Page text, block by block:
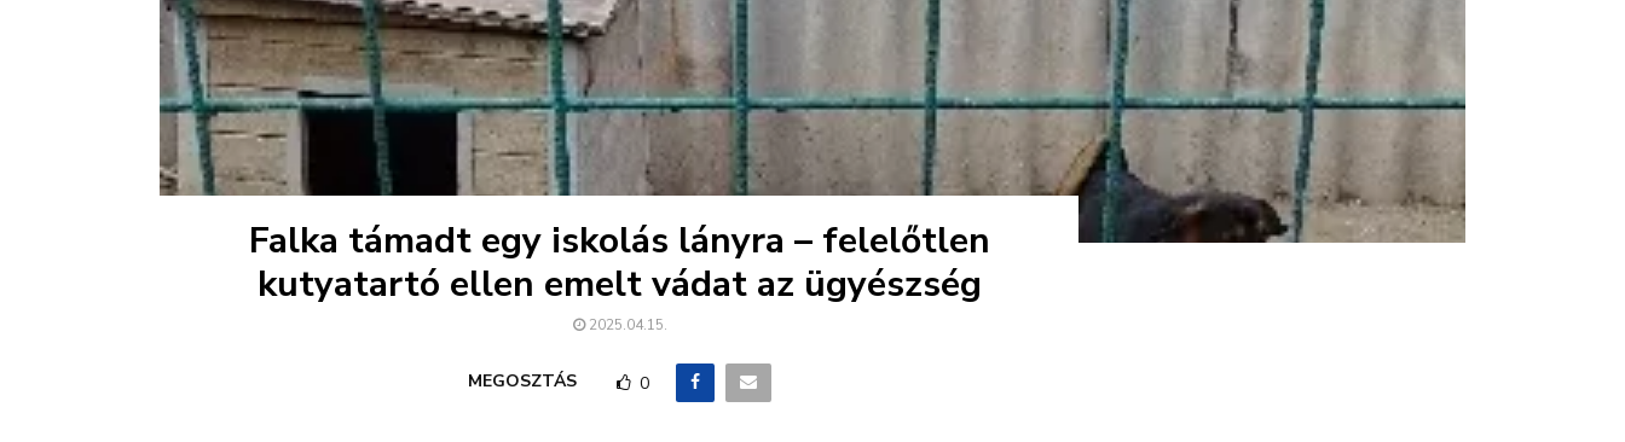
Falka támadt egy iskolás lányra – felelőtlen
kutyatartó ellen emelt vádat az ügyészség
2025.04.15.
MEGOSZTÁS 0